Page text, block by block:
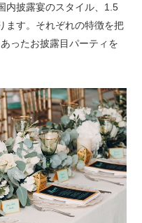
内披露宴のスタイル、1.5
ます。それぞれの特徴を把
ったお披露目パーティを